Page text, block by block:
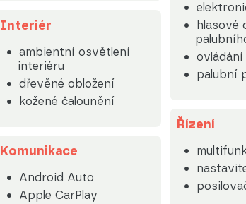
Interiér
ambientní osvětlení
interiéru
dřevěné obložení
kožené čalounění
Komunikace
Android Auto
Apple CarPlay
hlasové
palubní
Řízení